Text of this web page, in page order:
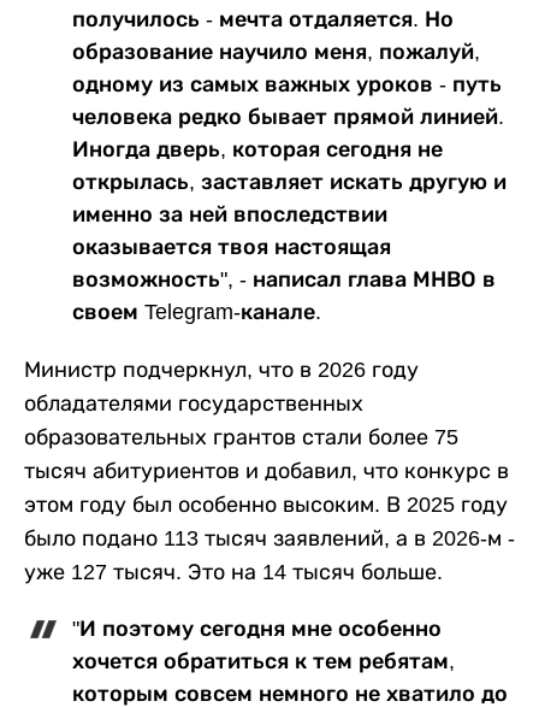
получилось - мечта отдаляется. Но
образование научило меня, пожалуй,
одному из самых важных уроков - путь
человека редко бывает прямой линией.
Иногда дверь, которая сегодня не
открылась, заставляет искать другую и
именно за ней впоследствии
оказывается твоя настоящая
возможность", - написал глава МНВО в
своем Telegram-канале.
Министр подчеркнул, что в 2026 году
обладателями государственных
образовательных грантов стали более 75
тысяч абитуриентов и добавил, что конкурс в
этом году был особенно высоким. В 2025 году
было подано 113 тысяч заявлений, а в 2026-м -
уже 127 тысяч. Это на 14 тысяч больше.
"И поэтому сегодня мне особенно
хочется обратиться к тем ребятам,
которым совсем немного не хватило до